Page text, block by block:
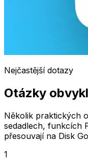
Nejčastější dotazy
Otázky
Několik praktických
sedadlech, funkcích
přesouvají na Disk
1